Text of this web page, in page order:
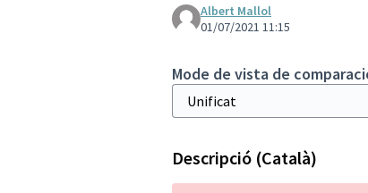
Albert Mallol
01/07/2021 11:15
Mode de vista de
Descripció (Català)